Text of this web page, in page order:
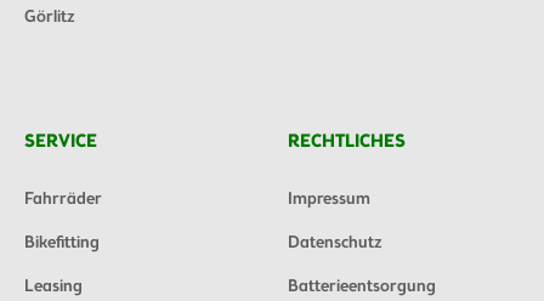
Görlitz
SERVICE
Fahrräder
Bikefitting
Leasing
RECHTLICHES
Impressum
Datenschutz
Batterieentsorgung